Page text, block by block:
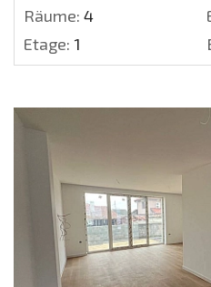
Räume: 4
Etage: 1